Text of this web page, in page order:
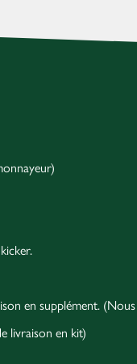
en supplément.
livraison en kit)